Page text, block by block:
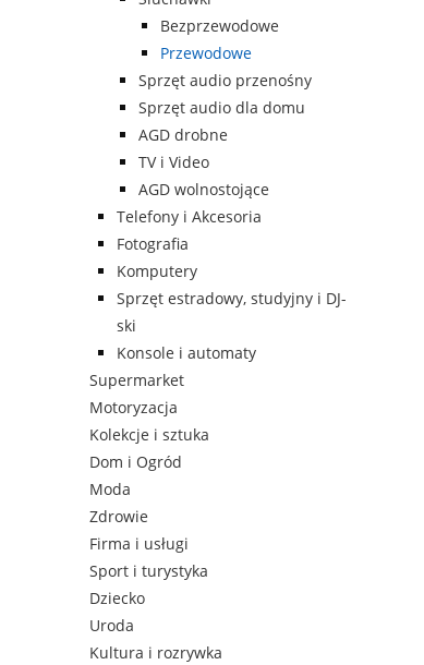
Bezprzewodowe
Przewodowe
Sprzęt audio przenośny
Sprzęt audio dla domu
AGD drobne
TV i Video
AGD wolnostojące
Telefony i Akcesoria
Fotografia
Komputery
Sprzęt estradowy, studyjny i DJ-
ski
Konsole i automaty
Supermarket
Motoryzacja
Kolekcje i sztuka
Dom i Ogród
Moda
Zdrowie
Firma i usługi
Sport i turystyka
Dziecko
Uroda
Kultura i rozrywka